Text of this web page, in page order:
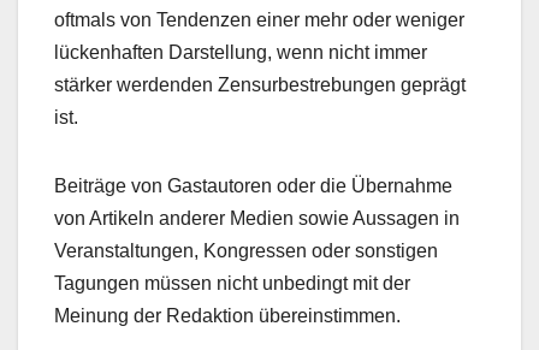
oftmals von Tendenzen einer mehr oder weniger
lückenhaften Darstellung, wenn nicht immer
stärker werdenden Zensurbestrebungen geprägt
ist.
Beiträge von Gastautoren oder die Übernahme
von Artikeln anderer Medien sowie Aussagen in
Veranstaltungen, Kongressen oder sonstigen
Tagungen müssen nicht unbedingt mit der
Meinung der Redaktion übereinstimmen.